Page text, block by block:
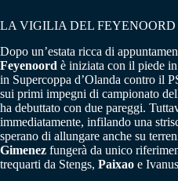
LA VIGILIA DEL FEYENOORD
Dopo un’estata ricca di
Feyenoord è iniziata con il piede
in Supercoppa d’Olanda contro il
sui primi impegni di campionato
ha debuttato con due pareggi.
immediatamente, infilando una
sperano di allungare anche su
Gimenez fungerà da unico
trequarti da Stengs, Paixao e